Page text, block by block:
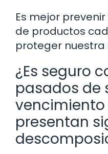
Es mejor
de productos
proteger nuestra
¿Es seguro
pasados de
vencimiento
presentan